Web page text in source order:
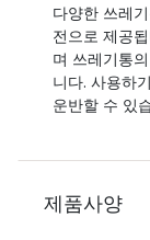
다양한 쓰레
전으로 제공
며 쓰레기통
니다. 사용하
운반할 수 있
제품사양